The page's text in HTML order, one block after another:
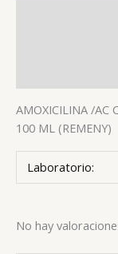
AMOXICILINA /AC
100 ML (REMENY)
Laboratorio:
No hay